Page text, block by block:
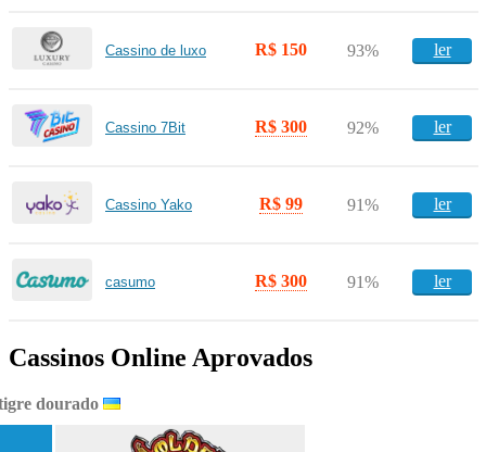
Cassino de luxo R$ 150 93% ler
Cassino 7Bit R$ 300 92% ler
Cassino Yako R$ 99 91% ler
casumo R$ 300 91% ler
Cassinos Online Aprovados
dourado